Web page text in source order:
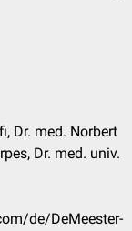
Dr. med. Norbert
Dr. med. univ.
de/DeMeester-